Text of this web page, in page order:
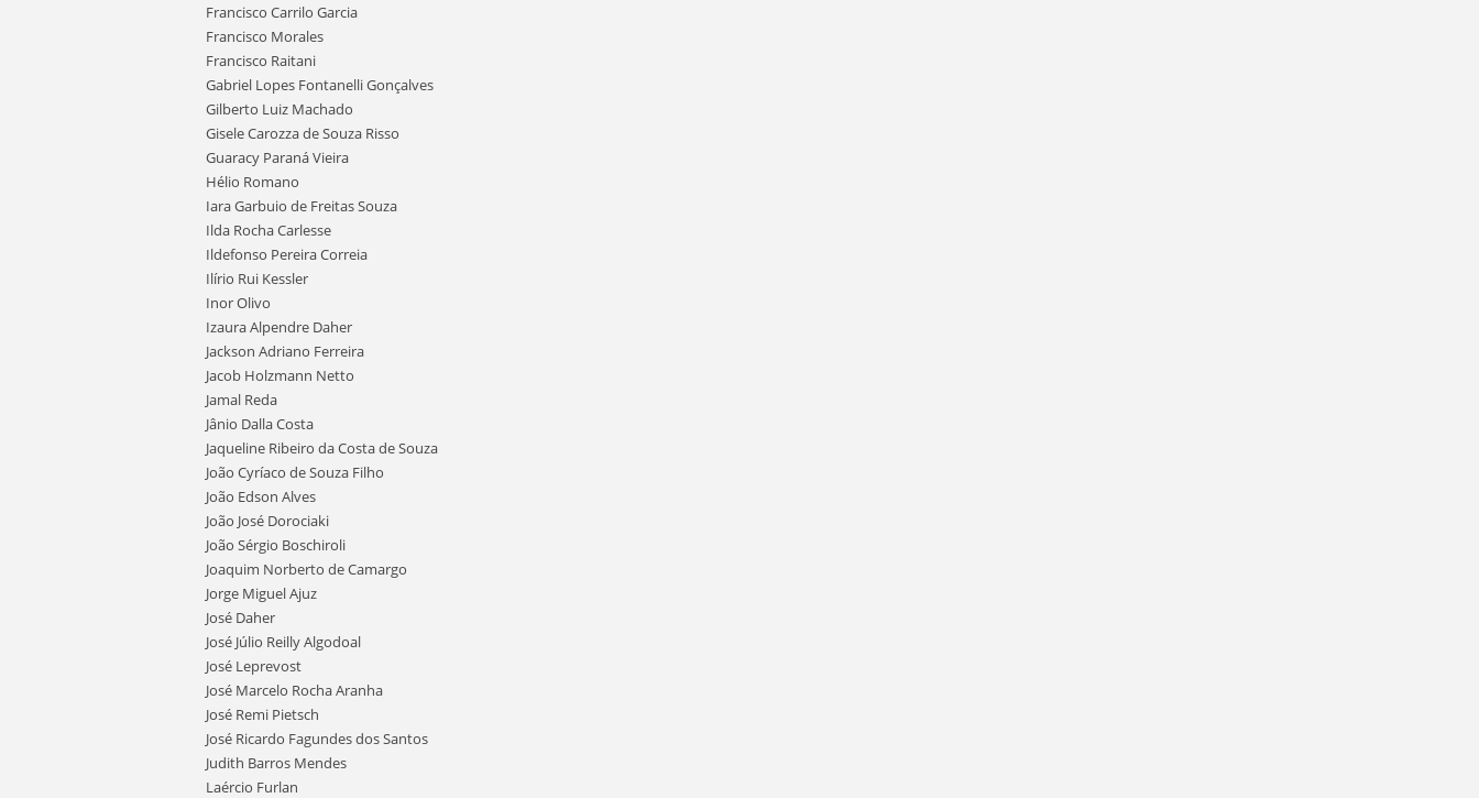
Francisco Carrilo Garcia
Francisco Morales
Francisco Raitani
Gabriel Lopes Fontanelli Gonçalves
Gilberto Luiz Machado
Gisele Carozza de Souza Risso
Guaracy Paraná Vieira
Hélio Romano
Iara Garbuio de Freitas Souza
Ilda Rocha Carlesse
Ildefonso Pereira Correia
Ilírio Rui Kessler
Inor Olivo
Izaura Alpendre Daher
Jackson Adriano Ferreira
Jacob Holzmann Netto
Jamal Reda
Jânio Dalla Costa
Jaqueline Ribeiro da Costa de Souza
João Cyríaco de Souza Filho
João Edson Alves
João José Dorociaki
João Sérgio Boschiroli
Joaquim Norberto de Camargo
Jorge Miguel Ajuz
José Daher
José Júlio Reilly Algodoal
José Leprevost
José Marcelo Rocha Aranha
José Remi Pietsch
José Ricardo Fagundes dos Santos
Judith Barros Mendes
Laércio Furlan